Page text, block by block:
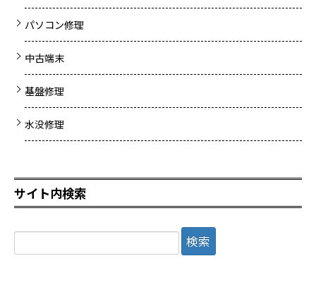
パソコン修理
中古端末
基盤修理
水没修理
サイト内検索
検
索: